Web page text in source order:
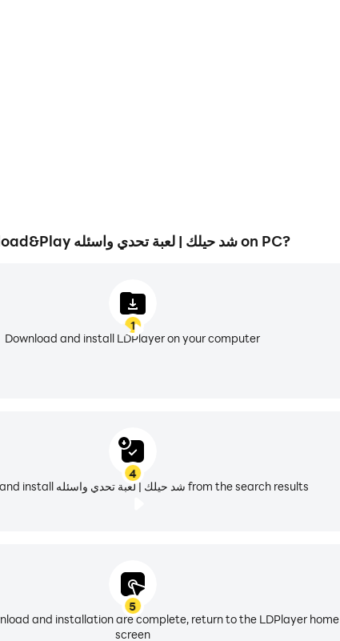
How to Download&Play شد حيلك | لعبة تحدي واسئله on PC?
1
Download and install LDPlayer on your computer
4
Choose and install شد حيلك | لعبة تحدي واسئله from the search results
5
and installation are complete, return to the LDPlayer home
screen